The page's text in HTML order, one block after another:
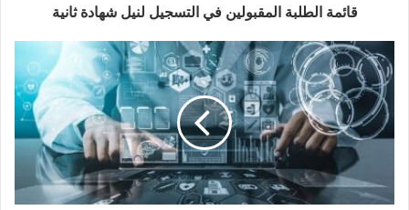
قائمة الطلبة المقبولين في التسجيل لنيل شهادة ثانية